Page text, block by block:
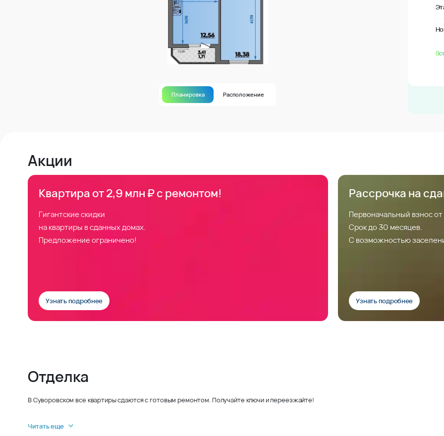
Планировка Расположение
Акции
Квартира от 2,9 млн ₽ с ремонтом!
Гигантские скидки
на квартиры в сданных домах.
Предложение ограничено!
Узнать подробнее
Рассрочка на
Первоначальный взнос
Срок до 30 месяцев.
С возможностью
Узнать подробнее
Отделка
В Суворовском все квартиры сдаются с готовым ремонтом. Получайте ключи и переезжайте!
Читать еще